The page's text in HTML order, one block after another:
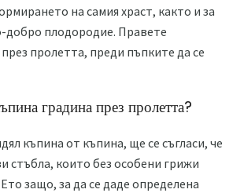
на самия храст, както и за
добро плодородие. Правете
пролетта, преди пъпките да се
градина през пролетта?
къпина от къпина, ще се съгласи, че
стъбла, които без особени грижи
защо, за да се даде определена